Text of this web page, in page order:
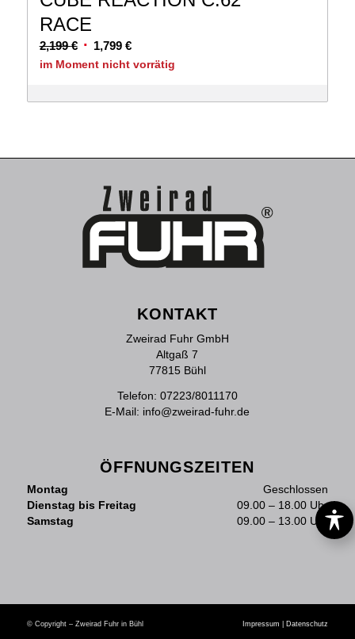
RACE
2,199€ Ursprünglicher
Preis
2,199 €
1,799 €Aktueller
Preis
1,799 €.
im Moment nicht vorrätig
KONTAKT
Zweirad Fuhr GmbH
Altgaß 7
77815 Bühl
Telefon: 07223/8011170
E-Mail: info@zweirad-fuhr.de
ÖFFNUNGSZEITEN
Montag
Geschlossen
Dienstag bis Freitag
09.00 – 18.00 Uhr
Samstag
09.00 – 13.00 Uhr
© Copyright – Zweirad Fuhr in Bühl Impressum Datenschutz